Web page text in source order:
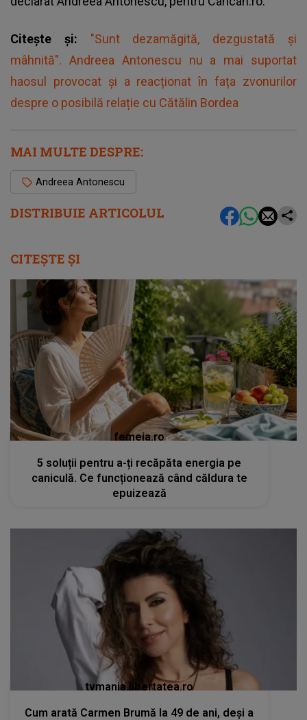
DISTRIBUIE ARTICOLUL
Citește și: "Sunt dezamăgită, dezgustată și
mâhnită". Andreea Antonescu nu a mai suportat
haosul provocat și a reacționat în fața zvonurilor
despre o posibilă relație cu Cătălin Bordea
MAI MULTE DESPRE:
Andreea Antonescu
CITEȘTE ȘI
femeia.ro
5 soluții pentru a-ți recăpăta energia pe
caniculă. Ce funcționează când căldura te
epuizează
tvmania.libertatea.ro
Cum arată Carmen Brumă la 49 de ani, deși a